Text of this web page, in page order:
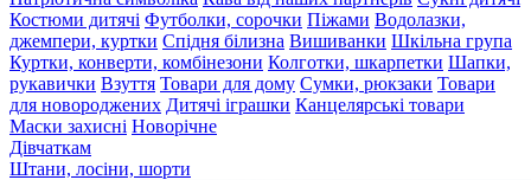
Костюми дитячі Футболки, сорочки Піжами Водолазки,
джемпери, куртки Спідня білизна Вишиванки Шкільна група
Куртки, конверти, комбінезони Колготки, шкарпетки Шапки,
рукавички Взуття Товари для дому Сумки, рюкзаки Товари
для новороджених Дитячі іграшки Канцелярські товари
Маски захисні Новорічне
Дівчаткам
Штани, лосіни, шорти